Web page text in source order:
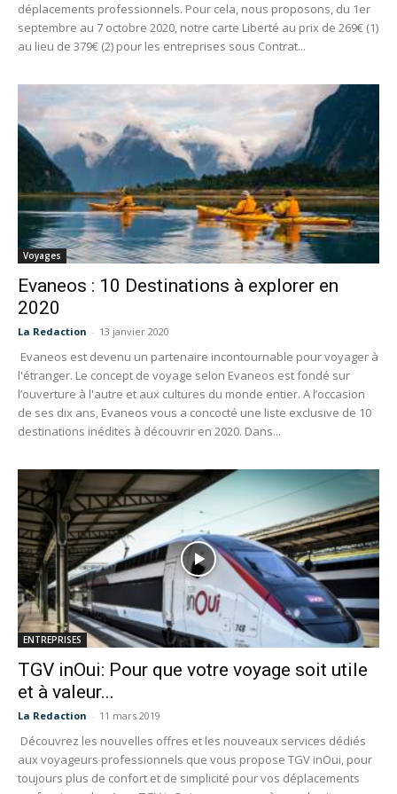
déplacements professionnels. Pour cela, nous proposons, du 1er
septembre au 7 octobre 2020, notre carte Liberté au prix de 269€ (1)
au lieu de 379€ (2) pour les entreprises sous Contrat...
Voyages
Evaneos : 10 Destinations à explorer en
2020
La Redaction - 13 janvier 2020
Evaneos est devenu un partenaire incontournable pour voyager à
l'étranger. Le concept de voyage selon Evaneos est fondé sur
l’ouverture à l'autre et aux cultures du monde entier. A l’occasion
de ses dix ans, Evaneos vous a concocté une liste exclusive de 10
destinations inédites à découvrir en 2020. Dans...
ENTREPRISES
TGV inOui: Pour que votre voyage soit utile
et à valeur...
La Redaction - 11 mars 2019
Découvrez les nouvelles offres et les nouveaux services dédiés
aux voyageurs professionnels que vous propose TGV inOui, pour
toujours plus de confort et de simplicité pour vos déplacements